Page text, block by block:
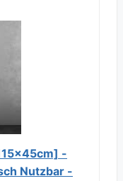
-
Nutzbar -